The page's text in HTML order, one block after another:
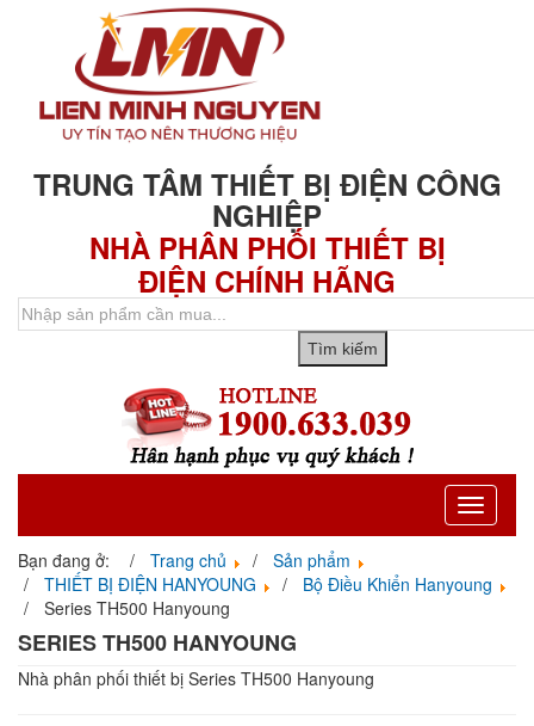
TRUNG TÂM THIẾT BỊ ĐIỆN CÔNG
NGHIỆP
NHÀ PHÂN PHỐI THIẾT BỊ
ĐIỆN CHÍNH HÃNG
Toggle
Bạn đang ở: Trang chủ
Sản phẩm
THIẾT BỊ ĐIỆN HANYOUNG
Bộ Điều Khiển Hanyoung
Series TH500 Hanyoung
SERIES TH500 HANYOUNG
Nhà phân phối thiết bị Series TH500 Hanyoung